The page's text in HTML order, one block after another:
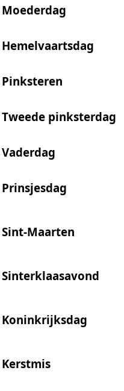
Moederdag
Hemelvaartsdag
Pinksteren
Tweede pinksterdag
Vaderdag
Prinsjesdag
Sint-Maarten
Sinterklaasavond
Koninkrijksdag
Kerstmis